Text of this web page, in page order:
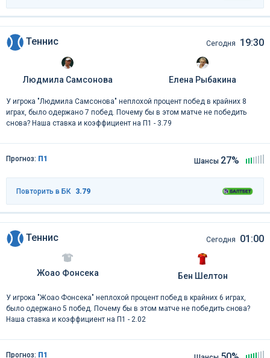
Теннис Сегодня 19:30
Людмила Самсонова Елена Рыбакина
У игрока "Людмила Самсонова" неплохой процент побед в крайних 8
играх, было одержано 7 побед. Почему бы в этом матче не победить
снова? Наша ставка и коэффициент на П1 - 3.79
Прогноз: П1 Шансы 27%
Повторить в БК 3.79
Теннис Сегодня 01:00
Жоао Фонсека Бен Шелтон
У игрока "Жоао Фонсека" неплохой процент побед в крайних 6 играх,
было одержано 5 побед. Почему бы в этом матче не победить снова?
Наша ставка и коэффициент на П1 - 2.02
Прогноз: П1